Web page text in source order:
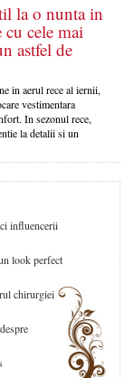
la o nunta in
cu cele mai
astfel de
in aerul rece al iernii,
vestimentara
In sezonul rece,
la detalii si un
influencerii
look perfect
chirurgiei